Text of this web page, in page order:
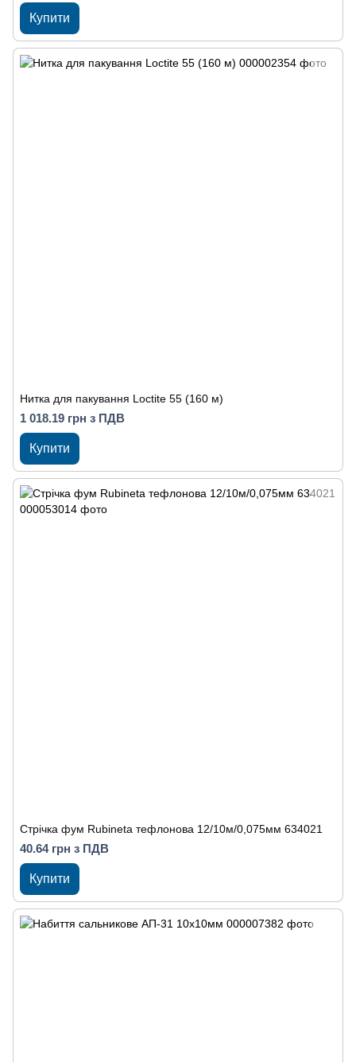
Купити
Нитка для пакування Loctite 55 (160 м)
1 018.19 грн з ПДВ
Купити
Стрічка фум Rubineta тефлонова 12/10м/0,075мм 634021
40.64 грн з ПДВ
Купити